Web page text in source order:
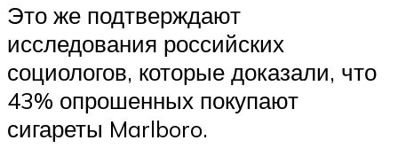
Это же подтверждают
исследования российских
социологов, которые доказали, что
43% опрошенных покупают
сигареты Marlboro.